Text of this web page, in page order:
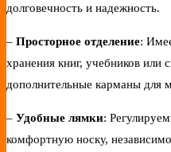
долговечность и надежность.
– Просторное отделение:
хранения книг, учебников или
дополнительные карманы для
– Удобные лямки:
комфортную носку,